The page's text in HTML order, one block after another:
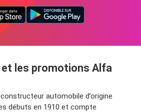
les promotions Alfa
automobile d’origine
débuts en 1910 et compte